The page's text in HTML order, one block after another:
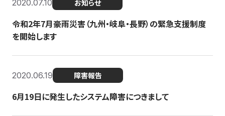
2020.07.10 お知らせ
令和2年7月豪雨災害（九州・岐阜・長野）の緊急支援制度
を開始します
2020.06.19 障害報告
6月19日に発生したシステム障害につきまして